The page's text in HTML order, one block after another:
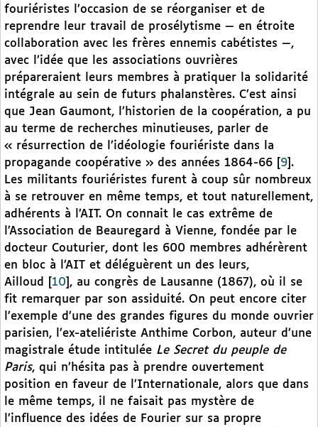
fouriéristes l’occasion de se réorganiser et de
reprendre leur travail de prosélytisme — en étroite
collaboration avec les frères ennemis cabétistes —,
avec l’idée que les associations ouvrières
prépareraient leurs membres à pratiquer la solidarité
intégrale au sein de futurs phalanstères. C’est ainsi
que Jean Gaumont, l’historien de la coopération, a pu
au terme de recherches minutieuses, parler de
« résurrection de l’idéologie fouriériste dans la
propagande coopérative » des années 1864-66
9 .
Les militants fouriéristes furent à coup sûr nombreux
à se retrouver en même temps, et tout naturellement,
adhérents à l’AIT. On connait le cas extrême de
l’Association de Beauregard à Vienne, fondée par le
docteur Couturier, dont les 600 membres adhérèrent
en bloc à l’AIT et déléguèrent un des leurs,
Ailloud
10 , au congrès de Lausanne (1867), où il se
fit remarquer par son assiduité. On peut encore citer
l’exemple d’une des grandes figures du monde ouvrier
parisien, l’ex-ateliériste Anthime Corbon, auteur d’une
magistrale étude intitulée Le Secret du peuple de
Paris, qui n’hésita pas à prendre ouvertement
position en faveur de l’Internationale, alors que dans
le même temps, il ne faisait pas mystère de
l’influence des idées de Fourier sur sa propre